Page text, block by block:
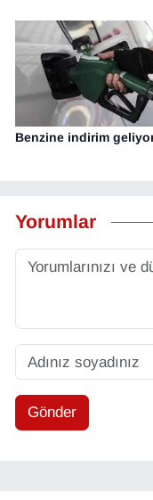
Benzine indirim
Yorumlar
Gönder